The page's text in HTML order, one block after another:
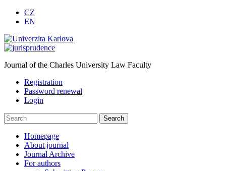
CZ
EN
Journal of the Charles University Law Faculty
Registration
Password renewal
Login
Homepage
About journal
Journal Archive
For authors